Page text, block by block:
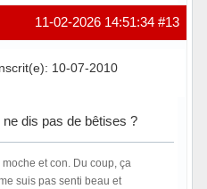
#13
11-02-2026 14:51:34
10-07-2010
dis pas de bêtises ?
et con. Du coup, ça
suis pas senti beau et